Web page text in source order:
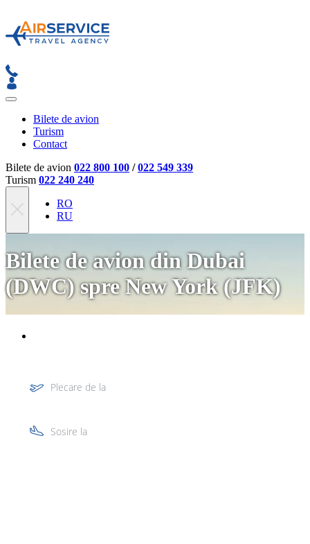
Bilete de avion
Turism
Contact
Bilete de avion 022 800 100 /022 549 339
Turism 022 240 240
RO
RU
Bilete de avion din Dubai
(DWC) spre New York (JFK)
Plecare de la
Sosire la